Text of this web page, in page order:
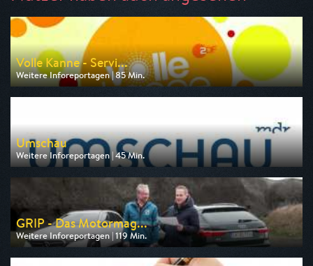
Volle Kanne - Servi...
Weitere Inforeportagen | 85 Min.
Ausgestrahlt von ZDF
am 10.08.2026, 09:05
Umschau
Weitere Inforeportagen | 45 Min.
Ausgestrahlt von MDR
am 11.08.2026, 20:15
GRIP - Das Motormag...
Weitere Inforeportagen | 119 Min.
Ausgestrahlt von RTLZWEI
am 09.08.2026, 18:15